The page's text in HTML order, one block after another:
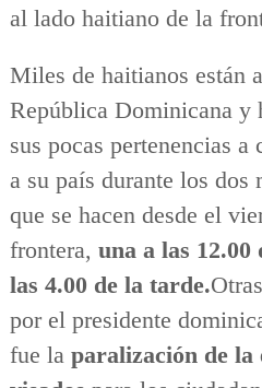
al lado haitiano de la
Miles de haitianos están
República Dominicana y
sus pocas pertenencias a
a su país durante los dos
que se hacen desde el
frontera, una a las
las 4.00 de la tarde.
por el presidente
fue la paralización de la